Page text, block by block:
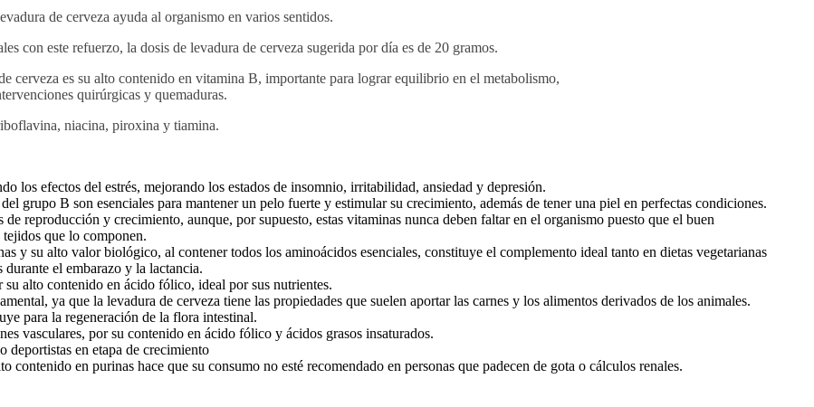
de cerveza ayuda al organismo en varios sentidos.
con este refuerzo, la dosis de levadura de cerveza sugerida por día es de 20 gramos.
cerveza es su alto contenido en vitamina B, importante para lograr equilibrio en el metabolismo,
quirúrgicas y quemaduras.
niacina, piroxina y tiamina.
los efectos del estrés, mejorando los estados de insomnio, irritabilidad, ansiedad y depresión.
grupo B son esenciales para mantener un pelo fuerte y estimular su crecimiento, además de tener una piel en perfectas condiciones.
reproducción y crecimiento, aunque, por supuesto, estas vitaminas nunca deben faltar en el organismo puesto que el buen
que lo componen.
y su alto valor biológico, al contener todos los aminoácidos esenciales, constituye el complemento ideal tanto en dietas vegetarianas
el embarazo y la lactancia.
su alto contenido en ácido fólico, ideal por sus nutrientes.
ya que la levadura de cerveza tiene las propiedades que suelen aportar las carnes y los alimentos derivados de los animales.
para la regeneración de la flora intestinal.
vasculares, por su contenido en ácido fólico y ácidos grasos insaturados.
deportistas en etapa de crecimiento
en purinas hace que su consumo no esté recomendado en personas que padecen de gota o cálculos renales.